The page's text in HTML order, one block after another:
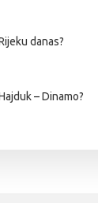
danas?
– Dinamo?